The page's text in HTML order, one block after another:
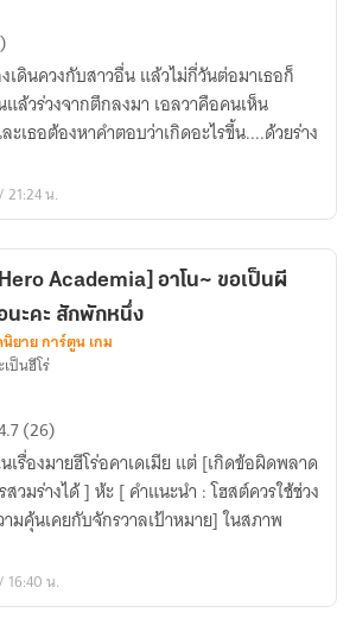
เดินควงกับสาวอื่น แล้วไม่กี่วันต่อมาเธอก็
แล้วร่วงจากตึกลงมา เอลวาคือคนเห็น
เธอต้องหาคำตอบว่าเกิดอะไรขึ้น....ด้วยร่าง
น.
Academia] อาโน~ ขอเป็นผี
นะคะ สักพักหนึ่ง
ยาย การ์ตูน เกม
ป็นฮีโร่
(26)
เรื่องมายฮีโร่อคาเดเมีย แต่ [เกิดข้อผิดพลาด
วมร่างได้ ] ห้ะ [ คำแนะนำ : โฮสต์ควรใช้ช่วง
ามคุ้นเคยกับจักรวาลเป้าหมาย] ในสภาพ
น.